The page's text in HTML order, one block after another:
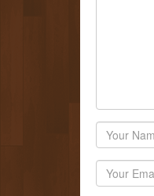
Author
Email